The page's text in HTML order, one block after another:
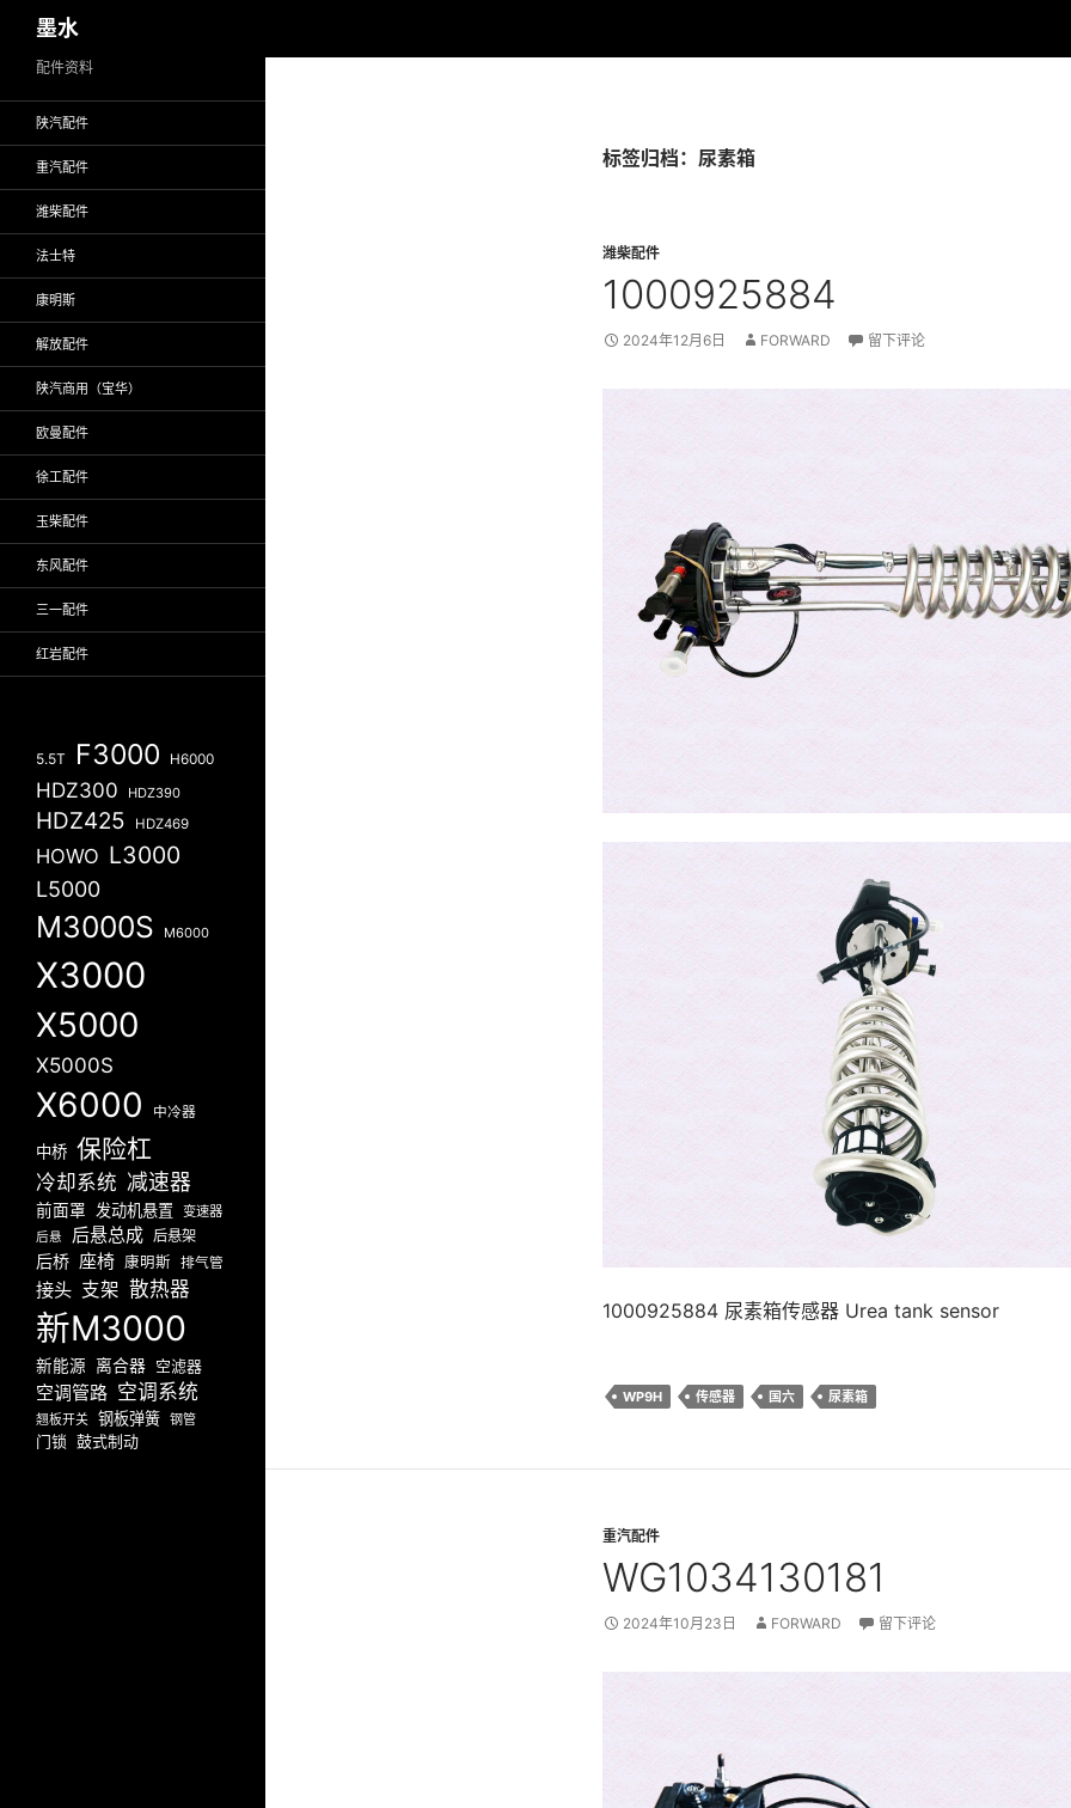
至
墨水
标签归档：尿素箱
潍柴配件
1000925884
2024年12月6日 FORWARD 留下评论
1000925884 尿素箱传感器 Urea tank sensor
WP9H 传感器 国六 尿素箱
重汽配件
WG1034130181
2024年10月23日 FORWARD 留下评论
配件资料
陕汽配件
重汽配件
潍柴配件
法士特
康明斯
解放配件
陕汽商用（宝华）
欧曼配件
徐工配件
玉柴配件
东风配件
三一配件
红岩配件
5.5T F3000 H6000
HDZ300 HDZ390
HDZ425 HDZ469
HOWO L3000
L5000
M3000S M6000
X3000
X5000
X5000S
X6000 中冷器
中桥 保险杠
冷却系统 减速器
前面罩 发动机悬置 变速器
后悬 后悬总成 后悬架
后桥 座椅 康明斯 排气管
接头 支架 散热器
新M3000
新能源 离合器 空滤器
空调管路 空调系统
翘板开关 钢板弹簧 钢管
门锁 鼓式制动